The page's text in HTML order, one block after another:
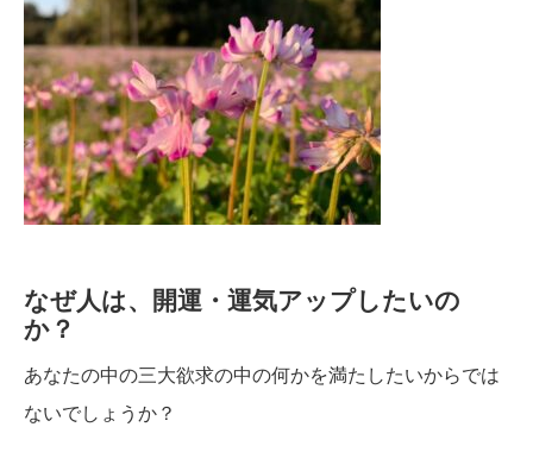
なぜ人は、開運・運気アップしたいの
か？
あなたの中の三大欲求の中の何かを満たしたいからでは
ないでしょうか？